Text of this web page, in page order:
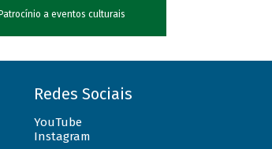
Patrocínio a eventos culturais
Redes Sociais
YouTube
Instagram